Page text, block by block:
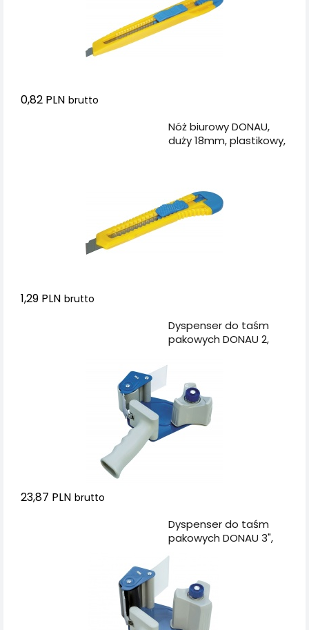
0,82 PLN brutto
Nóż biurowy DONAU,
duży 18mm, plastikowy,
1,29 PLN brutto
Dyspenser do taśm
pakowych DONAU 2,
23,87 PLN brutto
Dyspenser do taśm
pakowych DONAU 3",